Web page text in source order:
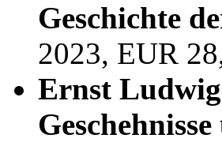
Geschichte
2023, EUR
Ernst Ludwig